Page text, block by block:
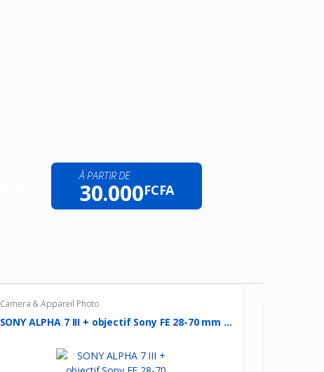
À PARTIR DE
30.000FCFA
Camera & Appareil Photo
SONY ALPHA 7 III + objectif Sony FE 28-70 mm ...